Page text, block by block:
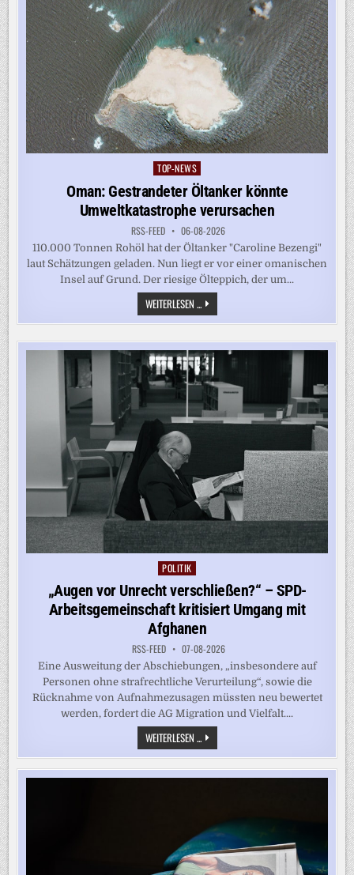
Posted
in
TOP-NEWS
Oman: Gestrandeter Öltanker könnte
Umweltkatastrophe verursachen
RSS-FEED 06-08-2026
110.000 Tonnen Rohöl hat der Öltanker "Caroline Bezengi"
laut Schätzungen geladen. Nun liegt er vor einer omanischen
Insel auf Grund. Der riesige Ölteppich, der um...
WEITERLESEN ... OMAN:
GESTRANDETER
ÖLTANKER
UMWELTKATASTROPHE
VERURSACHEN
Posted
in
POLITIK
„Augen vor Unrecht verschließen?“ – SPD-
Arbeitsgemeinschaft kritisiert Umgang mit
Afghanen
RSS-FEED 07-08-2026
Eine Ausweitung der Abschiebungen, „insbesondere auf
Personen ohne strafrechtliche Verurteilung“, sowie die
Rücknahme von Aufnahmezusagen müssten neu bewertet
werden, fordert die AG Migration und Vielfalt....
WEITERLESEN ...„AUGEN
VOR
UNRECHT
VERSCHLIESSEN?“ –
S
IT A
FGHANEN